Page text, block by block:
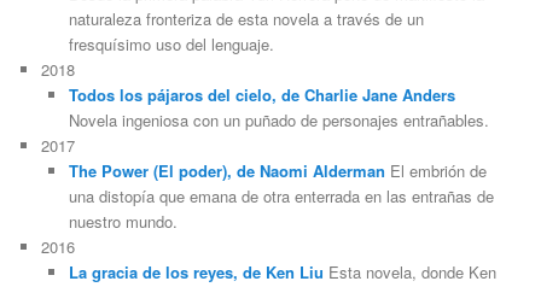
naturaleza fronteriza de esta novela a través de un
fresquísimo uso del lenguaje.
2018
Todos los pájaros del cielo, de Charlie Jane Anders
Novela ingeniosa con un puñado de personajes entrañables.
2017
The Power (El poder), de Naomi Alderman El embrión de
una distopía que emana de otra enterrada en las entrañas de
nuestro mundo.
2016
La gracia de los reyes, de Ken Liu Esta novela, donde Ken